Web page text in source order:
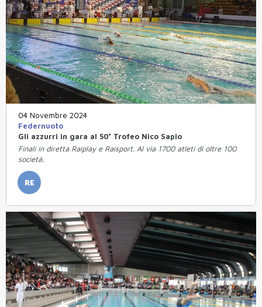
04 Novembre 2024
Federnuoto
Gli azzurri in gara al 50° Trofeo Nico Sapio
Finali in diretta Raiplay e Raisport. Al via 1700 atleti di oltre 100
società.
RE